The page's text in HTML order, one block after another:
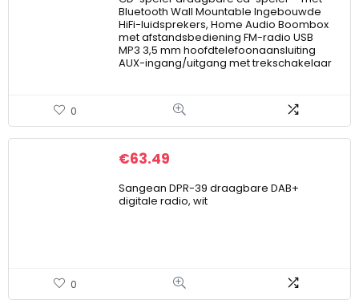
Bluetooth Wall Mountable Ingebouwde
HiFi-luidsprekers, Home Audio Boombox
met afstandsbediening FM-radio USB
MP3 3,5 mm hoofdtelefoonaansluiting
AUX-ingang/uitgang met trekschakelaar
0
€63.49
Sangean DPR-39 draagbare DAB+
digitale radio, wit
0